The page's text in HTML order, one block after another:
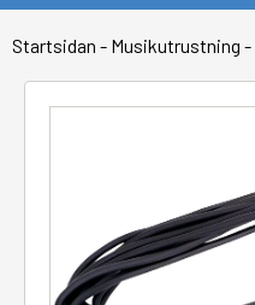
Startsidan - Musikutrustning -